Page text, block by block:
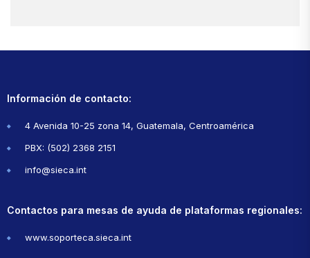
Información de contacto:
4 Avenida 10-25 zona 14, Guatemala, Centroamérica
PBX: (502) 2368 2151
info@sieca.int
Contactos para mesas de ayuda de plataformas regionales:
www.soporteca.sieca.int